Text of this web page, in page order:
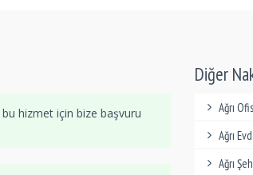
bu hizmet için bize başvuru
Diğer
Ağrı
Ağrı
Ağrı